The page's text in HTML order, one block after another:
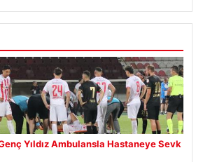
Yıldız Ambulansla Hastaneye Sevk